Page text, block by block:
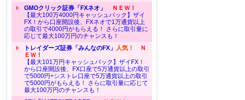
GMOクリック証券「FXネオ」
ＮＥＷ！
【最大100万4000円キャッシュバック】ザイ
FX！から口座開設後、FXネオで1万通貨以上
の取引で4000円がもらえる！ さらに取引量に
応じて最大100万円のチャンスも！
トレイダーズ証券「みんなのFX」 人気！
Ｎ
ＥＷ！
【最大101万円キャッシュバック】ザイFX！
から口座開設後、FX口座で5万通貨以上の取引
で5000円+シストレ口座で5万通貨以上の取引
で5000円がもらえる！ さらに取引量に応じて
最大100万円のチャンスも！